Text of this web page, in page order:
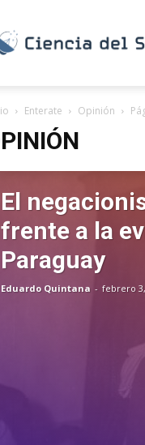
Enterate Opinión
El
frente a la
Paraguay
Eduardo Quintana - febrero